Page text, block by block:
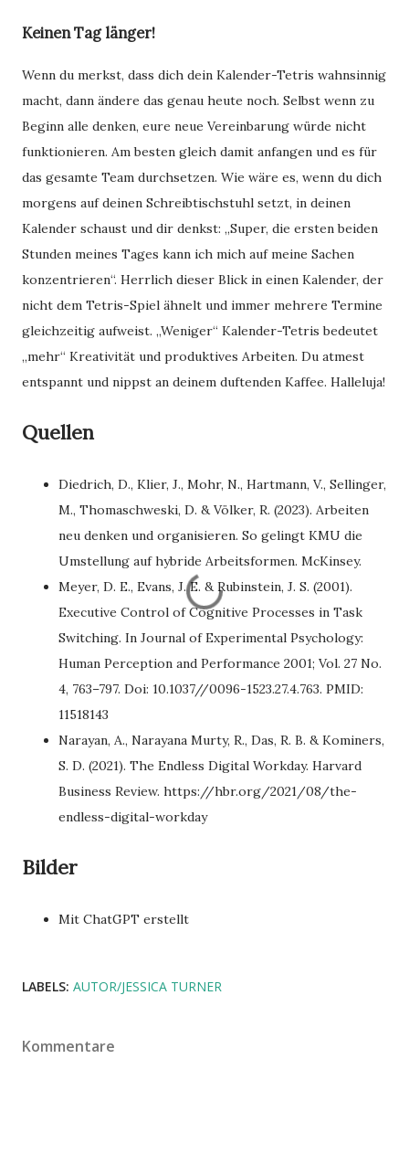
Keinen Tag länger!
Wenn du merkst, dass dich dein Kalender-Tetris wahnsinnig
macht, dann ändere das genau heute noch. Selbst wenn zu
Beginn alle denken, eure neue Vereinbarung würde nicht
funktionieren. Am besten gleich damit anfangen und es für
das gesamte Team durchsetzen. Wie wäre es, wenn du dich
morgens auf deinen Schreibtischstuhl setzt, in deinen
Kalender schaust und dir denkst: „Super, die ersten beiden
Stunden meines Tages kann ich mich auf meine Sachen
konzentrieren“. Herrlich dieser Blick in einen Kalender, der
nicht dem Tetris-Spiel ähnelt und immer mehrere Termine
gleichzeitig aufweist. „Weniger“ Kalender-Tetris bedeutet
„mehr“ Kreativität und produktives Arbeiten. Du atmest
entspannt und nippst an deinem duftenden Kaffee. Halleluja!
Quellen
Diedrich, D., Klier, J., Mohr, N., Hartmann, V., Sellinger,
M., Thomaschweski, D. & Völker, R. (2023). Arbeiten
neu denken und organisieren. So gelingt KMU die
Umstellung auf hybride Arbeitsformen. McKinsey.
Meyer, D. E., Evans, J. E. & Rubinstein, J. S. (2001).
Executive Control of Cognitive Processes in Task
Switching. In Journal of Experimental Psychology:
Human Perception and Performance 2001; Vol. 27 No.
4, 763–797. Doi: 10.1037//0096-1523.27.4.763. PMID:
11518143
Narayan, A., Narayana Murty, R., Das, R. B. & Kominers,
S. D. (2021). The Endless Digital Workday. Harvard
Business Review. https://hbr.org/2021/08/the-
endless-digital-workday
Bilder
Mit ChatGPT erstellt
LABELS: AUTOR/JESSICA TURNER
Kommentare